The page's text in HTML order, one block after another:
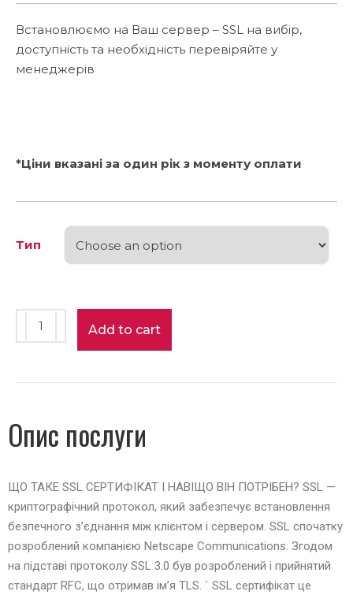
Встановлюємо на Ваш сервер – SSL на вибір,
доступність та необхідність перевіряйте у
менеджерів
*Ціни вказані за один рік з моменту оплати
Тип
Add to cart
Опис послуги
ЩО ТАКЕ SSL СЕРТИФІКАТ І НАВІЩО ВІН ПОТРІБЕН? SSL —
криптографічний протокол, який забезпечує встановлення
безпечного з’єднання між клієнтом і сервером. SSL спочатку
розроблений компанією Netscape Communications. Згодом
на підставі протоколу SSL 3.0 був розроблений і прийнятий
стандарт RFC, що отримав ім’я TLS. ` SSL сертифікат це